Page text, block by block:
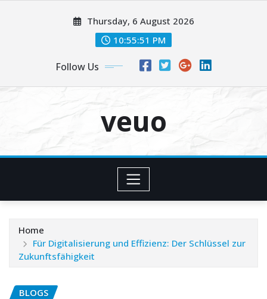
Thursday, 6 August 2026
10:55:52 PM
Follow Us
veuo
Home
Für Digitalisierung und Effizienz: Der Schlüssel zur
Zukunftsfähigkeit
BLOGS